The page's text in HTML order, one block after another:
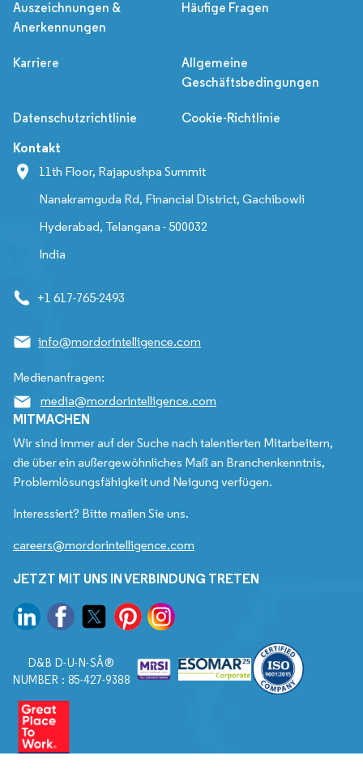
Auszeichnungen &
Anerkennungen
Häufige Fragen
Karriere
Allgemeine
Geschäftsbedingungen
Datenschutzrichtlinie Cookie-Richtlinie
Kontakt
11th Floor, Rajapushpa Summit
Nanakramguda Rd, Financial District, Gachibowli
Hyderabad, Telangana - 500032
India
+1 617-765-2493
info@mordorintelligence.com
Medienanfragen:
media@mordorintelligence.com
MITMACHEN
Wir sind immer auf der Suche nach talentierten Mitarbeitern,
die über ein außergewöhnliches Maß an Branchenkenntnis,
Problemlösungsfähigkeit und Neigung verfügen.
Interessiert? Bitte mailen Sie uns.
careers@mordorintelligence.com
JETZT MIT UNS IN VERBINDUNG TRETEN
D&B D-U-N-SÂ®
NUMBER : 85-427-9388